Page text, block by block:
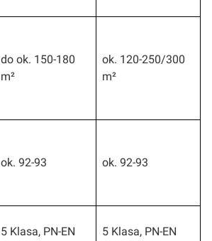
do ok. 150-180
m²
ok. 120-250/300
m²
ok. 92-93 ok. 92-93
5 Klasa, PN-EN
5 Klasa, PN-EN